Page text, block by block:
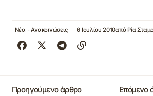
Νέα - Ανακοινώσεις 6 Ιουλίου 2010από Ρία
Προηγούμενο άρθρο Επόμενο